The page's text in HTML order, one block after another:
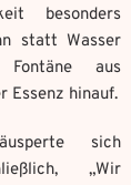
besonders
statt Wasser
aus
Essenz hinauf.
sich
„Wir